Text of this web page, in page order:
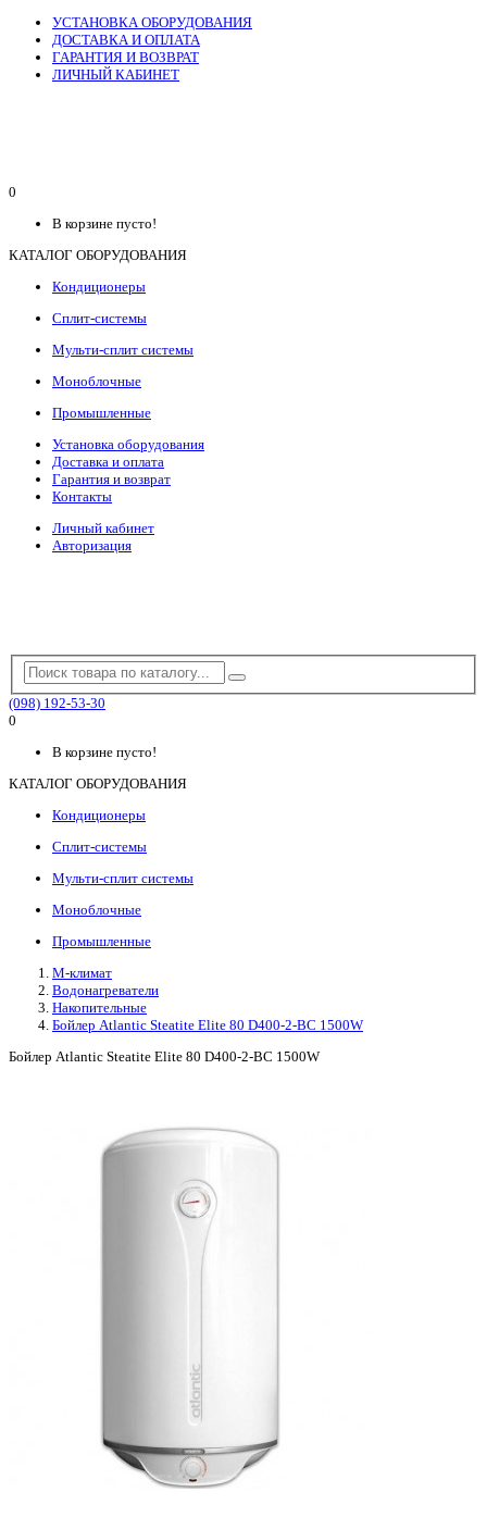
УСТАНОВКА ОБОРУДОВАНИЯ
ДОСТАВКА И ОПЛАТА
ГАРАНТИЯ И ВОЗВРАТ
ЛИЧНЫЙ КАБИНЕТ
0
В корзине пусто!
КАТАЛОГ ОБОРУДОВАНИЯ
Кондиционеры
Сплит-системы
Мульти-сплит системы
Моноблочные
Промышленные
Установка оборудования
Доставка и оплата
Гарантия и возврат
Контакты
Личный кабинет
Авторизация
(098) 192-53-30
0
В корзине пусто!
КАТАЛОГ ОБОРУДОВАНИЯ
Кондиционеры
Сплит-системы
Мульти-сплит системы
Моноблочные
Промышленные
М-климат
Водонагреватели
Накопительные
Бойлер Atlantic Steatite Elite 80 D400-2-BC 1500W
Бойлер Atlantic Steatite Elite 80 D400-2-BC 1500W